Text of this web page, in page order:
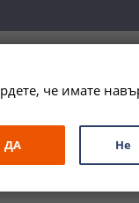
ЗА ПОДАРЪК ПРОМО
Бианка / La
че имате
ДА Не